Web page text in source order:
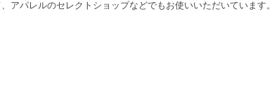
アパレルのセレクトショップなどでもお使いいただいています。